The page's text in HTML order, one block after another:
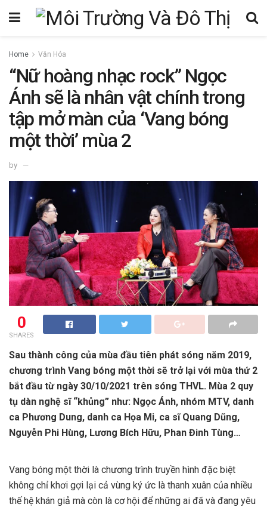
Home Văn Hóa
“Nữ hoàng nhạc rock” Ngọc
Ánh sẽ là nhân vật chính trong
tập mở màn của ‘Vang bóng
một thời’ mùa 2
by
0
SHARES
Sau thành công của mùa đầu tiên phát sóng năm 2019,
chương trình Vang bóng một thời sẽ trở lại với mùa thứ 2
bắt đầu từ ngày 30/10/2021 trên sóng THVL. Mùa 2 quy
tụ dàn nghệ sĩ “khủng” như: Ngọc Ánh, nhóm MTV, danh
ca Phương Dung, danh ca Họa Mi, ca sĩ Quang Dũng,
Nguyễn Phi Hùng, Lương Bích Hữu, Phan Đinh Tùng…
Vang bóng một thời là chương trình truyền hình đặc biệt
không chỉ khơi gợi lại cả vùng ký ức là thanh xuân của nhiều
thế hệ khán giả mà còn là cơ hội để những ai đã và đang yêu